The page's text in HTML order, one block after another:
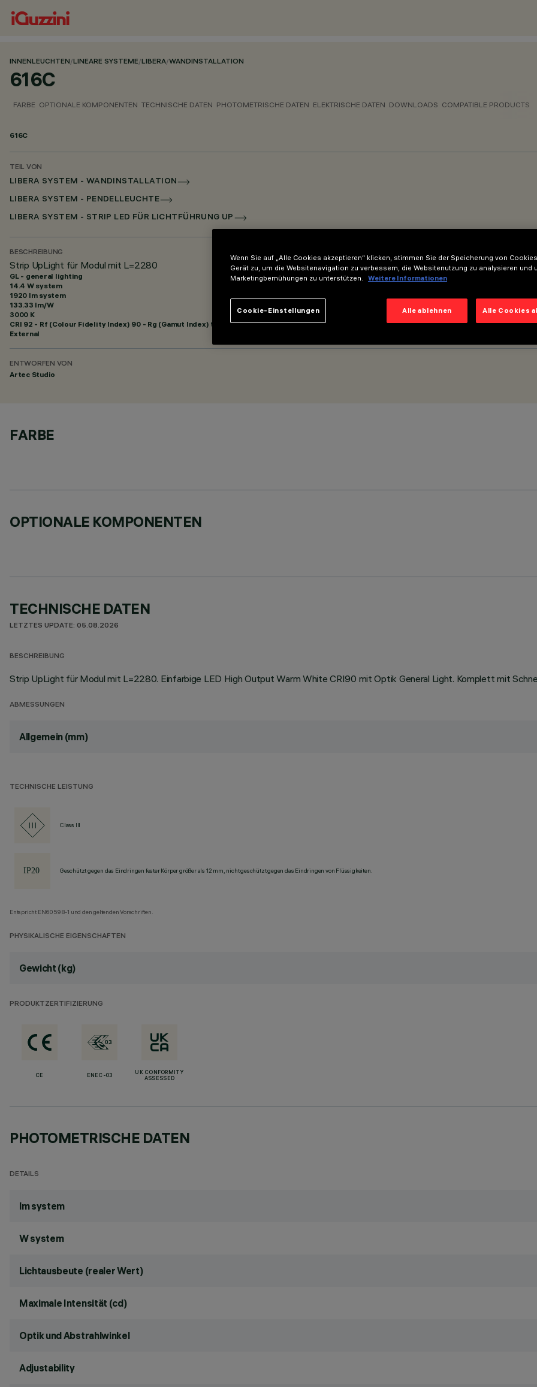
INNENLEUCHTEN/LINEARE SYSTEME/LIBERA/WANDINSTALLATION
616C
FARBE OPTIONALE KOMPONENTEN TECHNISCHE DATEN PHOTOMETRISCHE DATEN ELEKTRISCHE DATEN DOWNLOADS COMPATIBLE PRODUCTS
616C
TEIL VON
LIBERA SYSTEM - WANDINSTALLATION
LIBERA SYSTEM - PENDELLEUCHTE
LIBERA SYSTEM - STRIP LED FÜR LICHTFÜHRUNG UP
BESCHREIBUNG
Strip UpLight für Modul mit L=2280
GL - general lighting
14.4 W system
1920 lm system
133.33 lm/W
3000 K
CRI 92 - Rf (Colour Fidelity Index) 90 - Rg (Gamut Index) 96
External
ENTWORFEN VON
Artec Studio
FARBE
OPTIONALE KOMPONENTEN
TECHNISCHE DATEN
LETZTES UPDATE: 05.08.2026
BESCHREIBUNG
Strip UpLight für Modul mit L=2280. Einfarbige LED High Output Warm White CRI90 mit Optik General Light. Komplett mit
ABMESSUNGEN
Allgemein (mm)
TECHNISCHE LEISTUNG
Class III
Geschützt gegen das Eindringen fester Körper größer als 12 mm, nicht geschützt gegen das Eindringen von Flüssigkeiten.
Entspricht EN60598-1 und den geltenden Vorschriften.
PHYSIKALISCHE EIGENSCHAFTEN
Gewicht (kg)
PRODUKTZERTIFIZIERUNG
CE ENEC-03
UK CONFORMITY
ASSESSED
PHOTOMETRISCHE DATEN
DETAILS
lm system
W system
Lichtausbeute (realer Wert)
Maximale Intensität (cd)
Optik und Abstrahlwinkel
Adjustability
Wenn Sie auf „Alle Cookies akzeptieren“ klicken, stimmen Sie der Speicherung von
Gerät zu, um die Websitenavigation zu verbessern, die Websitenutzung zu analysieren und
Marketingbemühungen zu unterstützen.
Weitere Informationen
Alle ablehnen Alle Cookies
Cookie-Einstellungen